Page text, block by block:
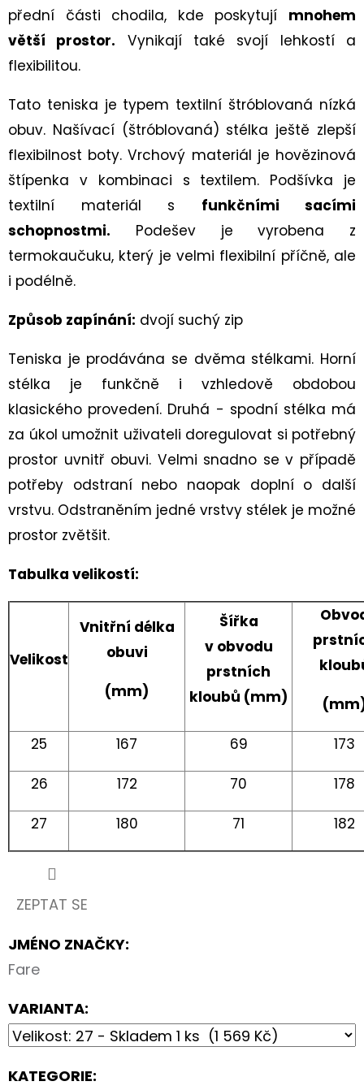
přední části chodila, kde poskytují mnohem
větší prostor. Vynikají také svojí lehkostí a
flexibilitou.
Tato teniska je typem textilní štróblovaná nízká
obuv. Našívací (štróblovaná) stélka ještě zlepší
flexibilnost boty. Vrchový materiál je hovězinová
štípenka v kombinaci s textilem. Podšívka je
textilní materiál s funkčními sacími
schopnostmi. Podešev je vyrobena z
termokaučuku, který je velmi flexibilní příčně, ale
i podélně.
Způsob zapínání: dvojí suchý zip
Teniska je prodávána se dvěma stélkami. Horní
stélka je funkčně i vzhledově obdobou
klasického provedení. Druhá - spodní stélka má
za úkol umožnit uživateli doregulovat si potřebný
prostor uvnitř obuvi. Velmi snadno se v případě
potřeby odstraní nebo naopak doplní o další
vrstvu. Odstraněním jedné vrstvy stélek je možné
prostor zvětšit.
Tabulka velikostí:
Velikost
Vnitřní délka
obuvi
(mm)
Šířka
v obvodu
prstních
kloubů (mm)
25 167 69 173
26 172 70 178
27 180 71 182
ZEPTAT SE
JMÉNO ZNAČKY:
Fare
VARIANTA:
KATEGORIE:
90CM
35
Kč